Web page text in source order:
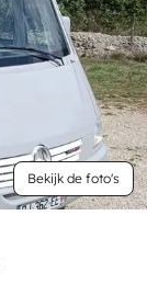
Bekijk de foto's